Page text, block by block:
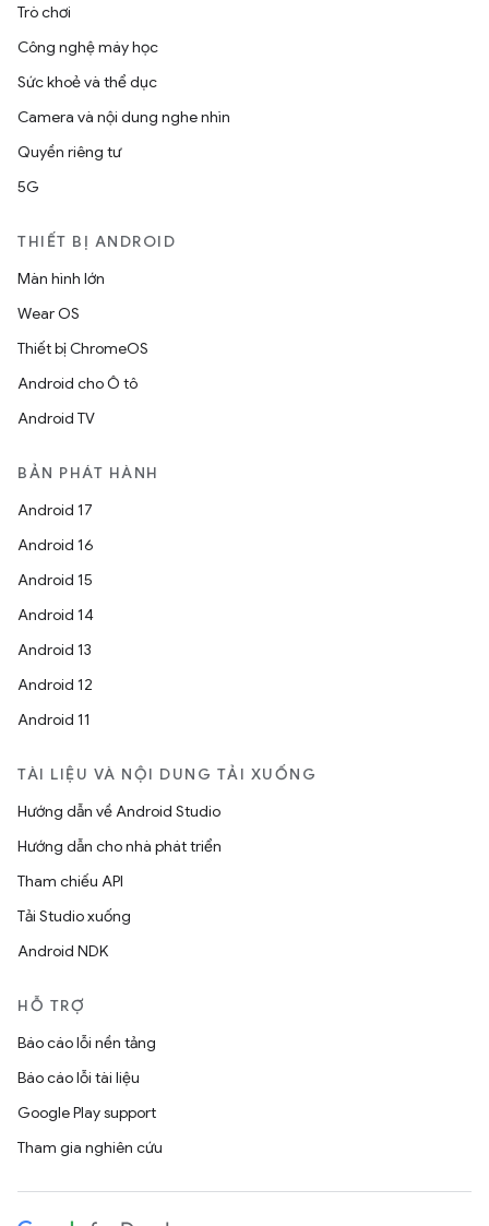
Trò chơi
Công nghệ máy học
Sức khoẻ và thể dục
Camera và nội dung nghe nhìn
Quyền riêng tư
5G
THIẾT BỊ ANDROID
Màn hình lớn
Wear OS
Thiết bị ChromeOS
Android cho Ô tô
Android TV
BẢN PHÁT HÀNH
Android 17
Android 16
Android 15
Android 14
Android 13
Android 12
Android 11
TÀI LIỆU VÀ NỘI DUNG TẢI XUỐNG
Hướng dẫn về Android Studio
Hướng dẫn cho nhà phát triển
Tham chiếu API
Tải Studio xuống
Android NDK
HỖ TRỢ
Báo cáo lỗi nền tảng
Báo cáo lỗi tài liệu
Google Play support
Tham gia nghiên cứu